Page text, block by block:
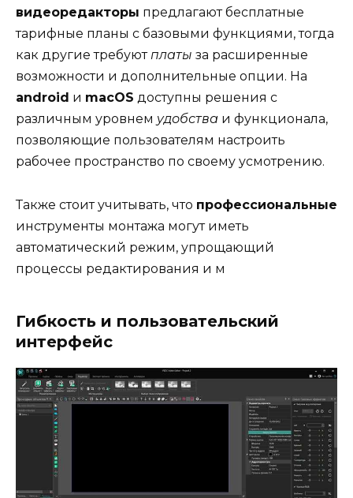
видеоредакторы предлагают бесплатные
тарифные планы с базовыми функциями, тогда
как другие требуютплаты за расширенные
возможности и дополнительные опции. На
android и macOS доступны решения с
различным уровнем удобства и функционала,
позволяющие пользователям настроить
рабочее пространство по своему усмотрению.
Также стоит учитывать, что профессиональные
инструменты монтажа могут иметь
автоматический режим, упрощающий
процессы редактирования и м
Гибкость и пользовательский
интерфейс